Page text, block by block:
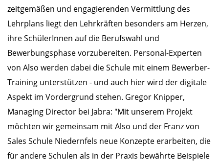
zeitgemäßen und engagierenden Vermittlung des
Lehrplans liegt den Lehrkräften besonders am Herzen,
ihre SchülerInnen auf die Berufswahl und
Bewerbungsphase vorzubereiten. Personal-Experten
von Also werden dabei die Schule mit einem Bewerber-
Training unterstützen - und auch hier wird der digitale
Aspekt im Vordergrund stehen. Gregor Knipper,
Managing Director bei Jabra: "Mit unserem Projekt
möchten wir gemeinsam mit Also und der Franz von
Sales Schule Niedernfels neue Konzepte erarbeiten, die
für andere Schulen als in der Praxis bewährte Beispiele